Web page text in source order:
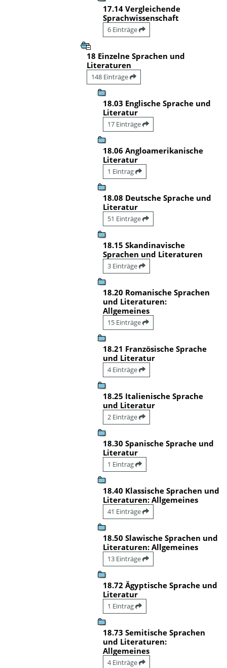
17.14 Vergleichende
Sprachwissenschaft
6 Einträge
18 Einzelne Sprachen und
Literaturen
148 Einträge
18.03 Englische Sprache und
Literatur
17 Einträge
18.06 Angloamerikanische
Literatur
1 Eintrag
18.08 Deutsche Sprache und
Literatur
51 Einträge
18.15 Skandinavische
Sprachen und Literaturen
3 Einträge
18.20 Romanische Sprachen
und Literaturen:
Allgemeines
15 Einträge
18.21 Französische Sprache
und Literatur
4 Einträge
18.25 Italienische Sprache
und Literatur
2 Einträge
18.30 Spanische Sprache und
Literatur
1 Eintrag
18.40 Klassische Sprachen und
Literaturen: Allgemeines
41 Einträge
18.50 Slawische Sprachen und
Literaturen: Allgemeines
13 Einträge
18.72 Ägyptische Sprache und
Literatur
1 Eintrag
18.73 Semitische Sprachen
und Literaturen:
Allgemeines
4 Einträge